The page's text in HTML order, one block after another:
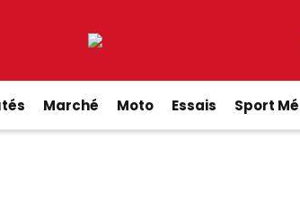
Marché Moto Essais Sport